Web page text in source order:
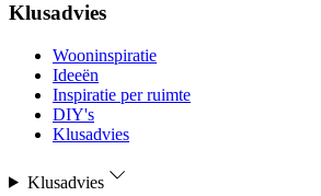
Klusadvies
Wooninspiratie
Ideeën
Inspiratie per ruimte
DIY's
Klusadvies
Klusadvies